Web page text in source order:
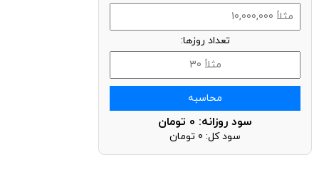
تعداد روزها:
محاسبه
سود روزانه: 0 تومان
سود کل: 0 تومان